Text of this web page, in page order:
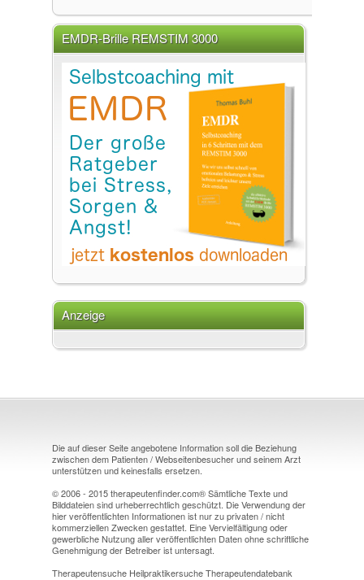
EMDR-Brille REMSTIM 3000
Anzeige
Die auf dieser Seite angebotene Information soll die Beziehung
zwischen dem Patienten / Webseitenbesucher und seinem Arzt
unterstützen und keinesfalls ersetzen.
© 2006 - 2015 therapeutenfinder.com® Sämtliche Texte und
Bilddateien sind urheberrechtlich geschützt. Die Verwendung der
hier veröffentlichten Informationen ist nur zu privaten / nicht
kommerziellen Zwecken gestattet. Eine Vervielfältigung oder
gewerbliche Nutzung aller veröffentlichten Daten ohne schriftliche
Genehmigung der Betreiber ist untersagt.
Therapeutensuche Heilpraktikersuche Therapeutendatebank